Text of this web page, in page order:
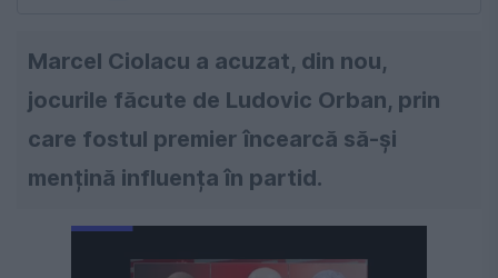
Marcel Ciolacu a acuzat, din nou,
jocurile făcute de Ludovic Orban, prin
care fostul premier încearcă să-și
mențină influența în partid.